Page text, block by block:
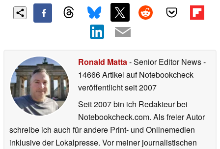
Ronald Matta- Senior Editor News-
14666 Artikel auf Notebookcheck
veröffentlichtseit 2007
Seit 2007 bin ich Redakteur bei
Notebookcheck.com. Als freier Autor
schreibe ich auch für andere Print- und Onlinemedien
inklusive der Lokalpresse. Vor meiner journalistischen